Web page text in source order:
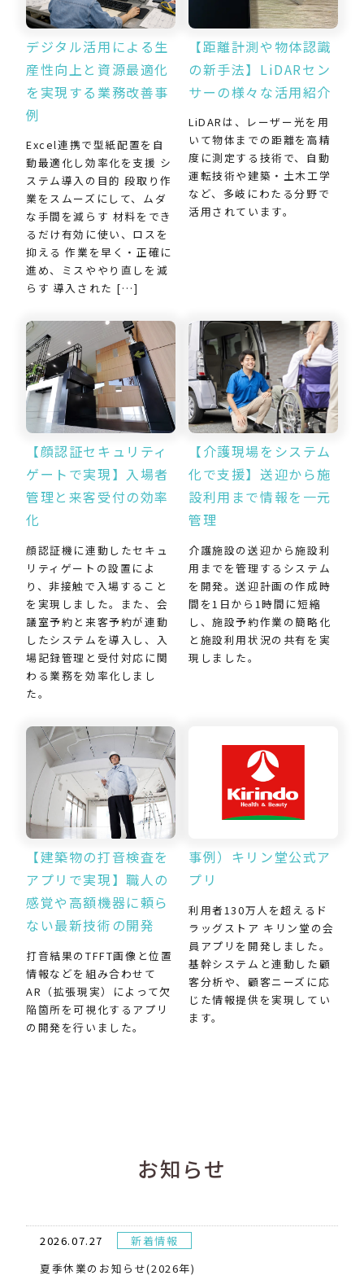
デジタル活用による生
産性向上と資源最適化
を実現する業務改善事
例
Excel連携で型紙配置を自
動最適化し効率化を支援 シ
ステム導入の目的 段取り作
業をスムーズにして、ムダ
な手間を減らす 材料をでき
るだけ有効に使い、ロスを
抑える 作業を早く・正確に
進め、ミスややり直しを減
らす 導入された […]
【距離計測や物体認識
の新手法】LiDARセン
サーの様々な活用紹介
LiDARは、レーザー光を用
いて物体までの距離を高精
度に測定する技術で、自動
運転技術や建築・土木工学
など、多岐にわたる分野で
活用されています。
【顔認証セキュリティ
ゲートで実現】入場者
管理と来客受付の効率
化
顔認証機に連動したセキュ
リティゲートの設置によ
り、非接触で入場すること
を実現しました。また、会
議室予約と来客予約が連動
したシステムを導入し、入
場記録管理と受付対応に関
わる業務を効率化しまし
た。
【介護現場をシステム
化で支援】送迎から施
設利用まで情報を一元
管理
介護施設の送迎から施設利
用までを管理するシステム
を開発。送迎計画の作成時
間を1日から1時間に短縮
し、施設予約作業の簡略化
と施設利用状況の共有を実
現しました。
【建築物の打音検査を
アプリで実現】職人の
感覚や高額機器に頼ら
ない最新技術の開発
打音結果のTFFT画像と位置
情報などを組み合わせて
AR（拡張現実）によって欠
陥箇所を可視化するアプリ
の開発を行いました。
事例）キリン堂公式ア
プリ
利用者130万人を超えるド
ラッグストア キリン堂の会
員アプリを開発しました。
基幹システムと連動した顧
客分析や、顧客ニーズに応
じた情報提供を実現してい
ます。
お知らせ
2026.07.27
新着情報
夏季休業のお知らせ(2026年)